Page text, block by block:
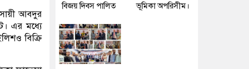
আবদুর
এর মধ্যে
বিক্রি
বিজয় দিবস পালিত
ভূমিকা অপরিসীম।